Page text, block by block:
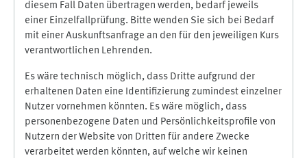
diesem Fall Daten übertragen werden, bedarf jeweils
einer Einzelfallprüfung. Bitte wenden Sie sich bei Bedarf
mit einer Auskunftsanfrage an den für den jeweiligen Kurs
verantwortlichen Lehrenden.
Es wäre technisch möglich, dass Dritte aufgrund der
erhaltenen Daten eine Identifizierung zumindest einzelner
Nutzer vornehmen könnten. Es wäre möglich, dass
personenbezogene Daten und Persönlichkeitsprofile von
Nutzern der Website von Dritten für andere Zwecke
verarbeitet werden könnten, auf welche wir keinen